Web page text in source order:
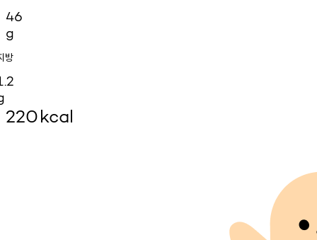
46
g
방
220kcal